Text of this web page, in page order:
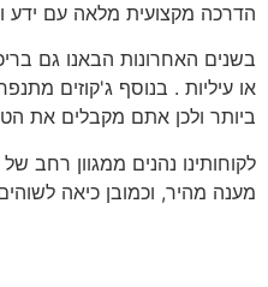
הדרכה מקצועית מלאה עם ידע וניסיון של
בשנים האחרונות הבאנו גם
או עיליות . בנוסף ג'קוזים
ביותר ולכן אתם מקבלים את
לקוחותינו נהנים ממגוון רחב
מענה מהיר, וכמובן כיאה